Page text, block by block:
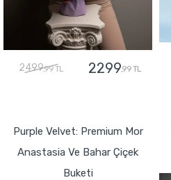
2499,99 TL 2299,99 TL
Purple Velvet: Premium Mor
Anastasia Ve Bahar Çiçek
Buketi